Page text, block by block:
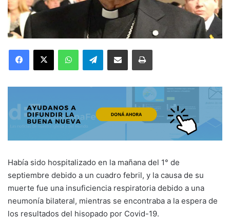
Telegram
Había sido hospitalizado en la mañana del 1° de
septiembre debido a un cuadro febril, y la causa de su
muerte fue una insuficiencia respiratoria debido a una
neumonía bilateral, mientras se encontraba a la espera de
los resultados del hisopado por Covid-19.